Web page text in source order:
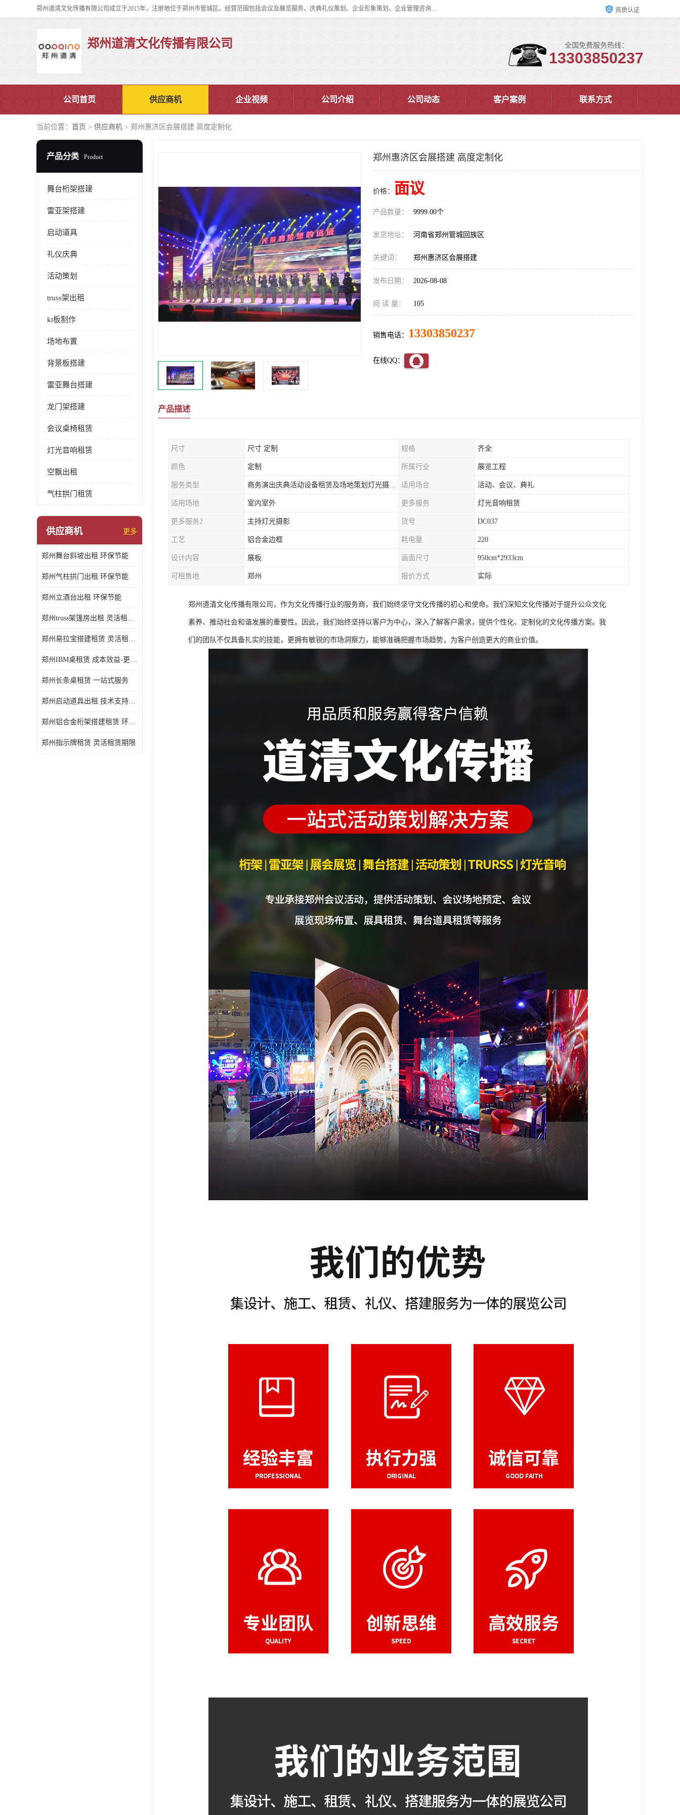
郑州道清文化传播有限公司成立于2015年，注册地位于郑州市管城区。经营范围包括会议及展览服务、庆典礼仪策划、企业形象策划、企业管理咨询、计算机图文设计、制作等。主要产品服务有：舞台桁架搭建，背景板搭建，灯光音响，雷亚舞台搭建、龙门架搭建、会议桌椅租赁、灯光音响租赁、空飘出租、气柱拱门租赁、喷绘写真制作、kt板制作。 资质认证
郑州道清文化传播有限公司 全国免费服务热线：
13303850237
公司首页 供应商机 企业视频 公司介绍 公司动态 客户案例 联系方式
当前位置： 首页 > 供应商机 > 郑州惠济区会展搭建 高度定制化
产品分类 Product
舞台桁架搭建
雷亚架搭建
启动道具
礼仪庆典
活动策划
truss架出租
kt板制作
场地布置
背景板搭建
雷亚舞台搭建
龙门架搭建
会议桌椅租赁
灯光音响租赁
空飘出租
气柱拱门租赁
供应商机 更多
郑州舞台斜坡出租 环保节能
郑州气柱拱门出租 环保节能
郑州立酒台出租 环保节能
郑州truss架篷房出租 灵活租赁期限
郑州易拉宝搭建租赁 灵活租赁期限
郑州IBM桌租赁 成本效益-更具经济性和实用性
郑州长条桌租赁 一站式服务
郑州启动道具出租 技术支持与现场服务
郑州铝合金桁架搭建租赁 环保节能
郑州指示牌租赁 灵活租赁期限
郑州惠济区会展搭建 高度定制化
价格： 面议
产品数量： 9999.00个
发货地址： 河南省郑州管城回族区
关键词： 郑州惠济区会展搭建
发布日期： 2026-08-08
阅 读 量： 105
销售电话： 13303850237
在线QQ：
产品描述
尺寸 尺寸 定制 规格 齐全
颜色 定制 所属行业 展览工程
服务类型 商务演出庆典活动设备租赁及场地策划灯光摄影一站式服务 适用场合 活动、会议、典礼
适用场地 室内室外 更多服务 灯光音响租赁
更多服务2 主持灯光摄影 货号 DC037
工艺 铝合金边框 耗电量 220
设计内容 展板 画面尺寸 950cm*2933cm
可租售地 郑州 报价方式 实际
郑州道清文化传播有限公司，作为文化传播行业的服务商，我们始终坚守文化传播的初心和使命。我们深知文化传播对于提升公众文化
素养、推动社会和谐发展的重要性。因此，我们始终坚持以客户为中心，深入了解客户需求，提供个性化、定制化的文化传播方案。我
们的团队不仅具备扎实的技能，更拥有敏锐的市场洞察力，能够准确把握市场趋势，为客户创造更大的商业价值。